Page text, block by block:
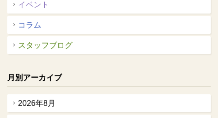
イベント
コラム
スタッフブログ
月別アーカイブ
2026年8月